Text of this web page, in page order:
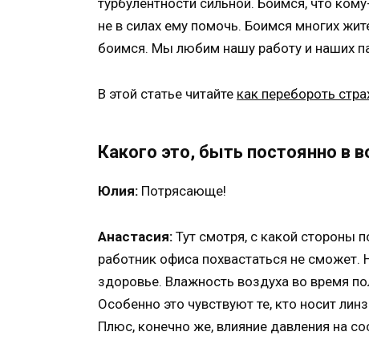
не в силах ему помочь. Боимся многих
боимся. Мы любим нашу работу и наших
В этой статье читайте как перебороть
Какого это, быть постоянно в
Юлия: Потрясающе!
Анастасия: Тут смотря, с какой стороны
работник офиса похвастаться не
здоровье. Влажность воздуха во время
Особенно это чувствуют те, кто носит
Плюс, конечно же, влияние давления на